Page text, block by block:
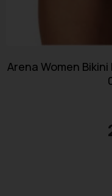
Arena Women